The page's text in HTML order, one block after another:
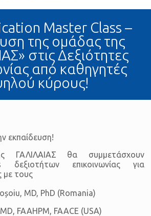
Master Class –
της ομάδας της
στις Δεξιότητες
από καθηγητές
κύρους!
εκπαίδευση!
ΓΑΛΙΛΑΙΑΣ θα συμμετάσχουν
δεξιοτήτων επικοινωνίας για
με τους
MD, PhD (Romania)
MD, FAAHPM, FAACE (USA)